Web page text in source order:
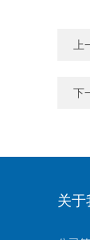
上
下
关于